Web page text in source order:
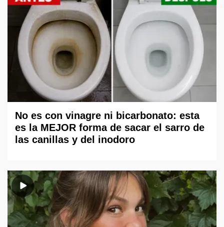
No es con vinagre ni bicarbonato: esta
es la MEJOR forma de sacar el sarro de
las canillas y del inodoro